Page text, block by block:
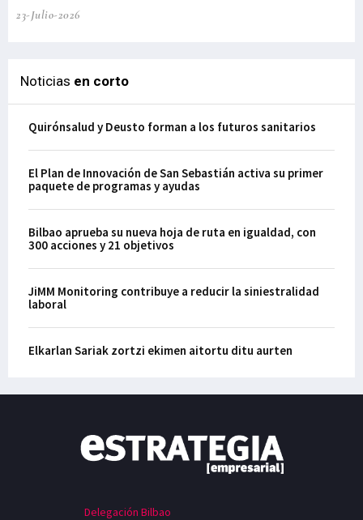
23-Julio-2026
Noticias en corto
Quirónsalud y Deusto forman a los futuros sanitarios
El Plan de Innovación de San Sebastián activa su primer
paquete de programas y ayudas
Bilbao aprueba su nueva hoja de ruta en igualdad, con
300 acciones y 21 objetivos
JiMM Monitoring contribuye a reducir la siniestralidad
laboral
Elkarlan Sariak zortzi ekimen aitortu ditu aurten
Delegación Bilbao